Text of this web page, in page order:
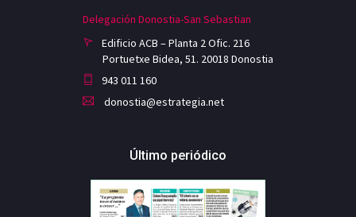
Delegación Donostia-San Sebastian
Edificio ACB – Planta 2 Ofic. 216
Portuetxe Bidea, 51. 20018 Donostia
943 011 160
donostia@estrategia.net
Último periódico